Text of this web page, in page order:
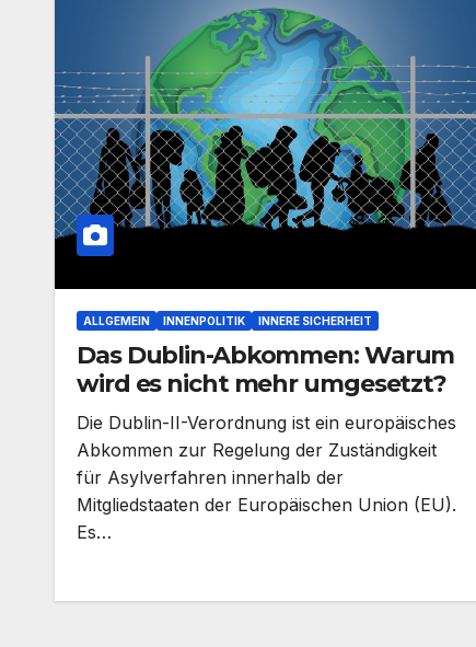
ALLGEMEIN INNENPOLITIK INNERE SICHERHEIT
Das Dublin-Abkommen: Warum
wird es nicht mehr umgesetzt?
Die Dublin-II-Verordnung ist ein europäisches
Abkommen zur Regelung der Zuständigkeit
für Asylverfahren innerhalb der
Mitgliedstaaten der Europäischen Union (EU).
Es…